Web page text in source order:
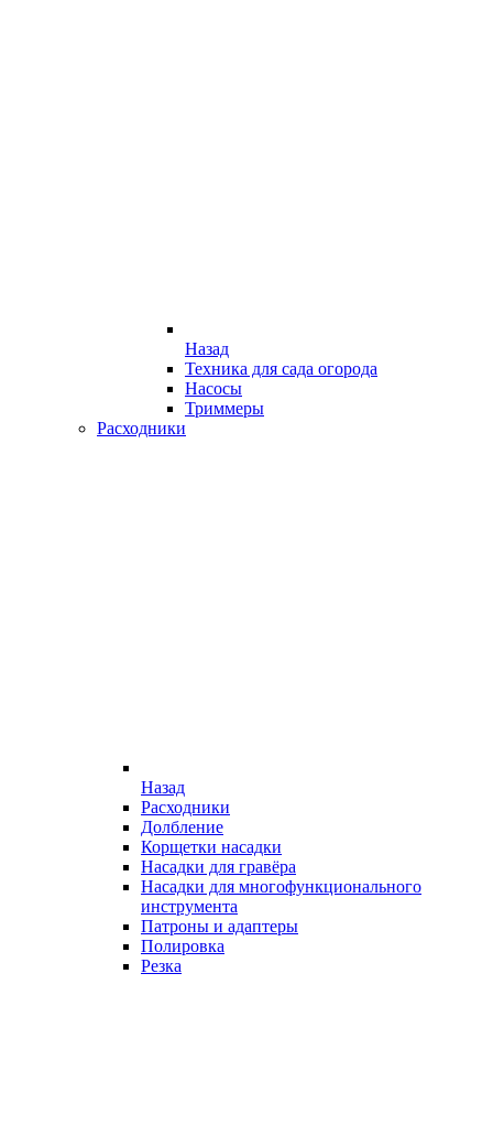
Назад
Техника для сада огорода
Насосы
Триммеры
Расходники
Назад
Расходники
Долбление
Корщетки насадки
Насадки для гравёра
Насадки для многофункционального
инструмента
Патроны и адаптеры
Полировка
Резка